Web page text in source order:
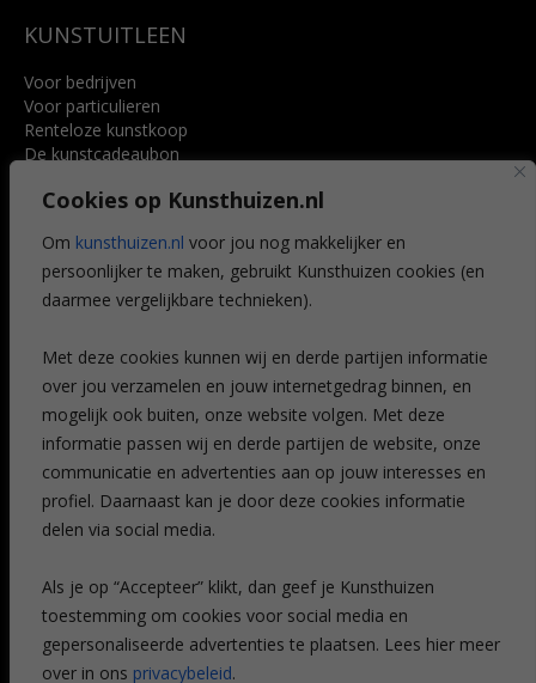
Cookies op Kunsthuizen.nl
Om kunsthuizen.nl voor jou nog makkelijker en
persoonlijker te maken, gebruikt Kunsthuizen cookies (en
daarmee vergelijkbare technieken).
Met deze cookies kunnen wij en derde partijen informatie
over jou verzamelen en jouw internetgedrag binnen, en
mogelijk ook buiten, onze website volgen. Met deze
informatie passen wij en derde partijen de website, onze
communicatie en advertenties aan op jouw interesses en
profiel. Daarnaast kan je door deze cookies informatie
delen via social media.
Als je op “Accepteer” klikt, dan geef je Kunsthuizen
toestemming om cookies voor social media en
gepersonaliseerde advertenties te plaatsen. Lees hier meer
over in ons privacybeleid.
KUNSTUITLEEN
Voor bedrijven
Voor particulieren
Renteloze kunstkoop
De kunstcadeaubon
Voordelen
Veelgestelde vragen
CONTACT
Leiden
Amsterdam
Breda
Favorieten
Mijn art alert
NIEUWSBRIEF